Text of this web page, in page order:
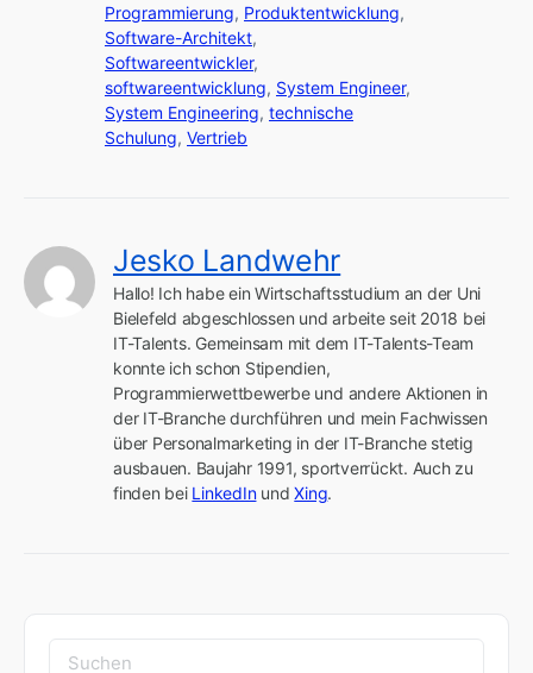
Programmierung, Produktentwicklung,
Software-Architekt,
Softwareentwickler,
softwareentwicklung, System Engineer,
System Engineering, technische
Schulung, Vertrieb
Jesko Landwehr
Hallo! Ich habe ein Wirtschaftsstudium an der Uni
Bielefeld abgeschlossen und arbeite seit 2018 bei
IT-Talents. Gemeinsam mit dem IT-Talents-Team
konnte ich schon Stipendien,
Programmierwettbewerbe und andere Aktionen in
der IT-Branche durchführen und mein Fachwissen
über Personalmarketing in der IT-Branche stetig
ausbauen. Baujahr 1991, sportverrückt. Auch zu
finden bei LinkedIn und Xing.
Suchen